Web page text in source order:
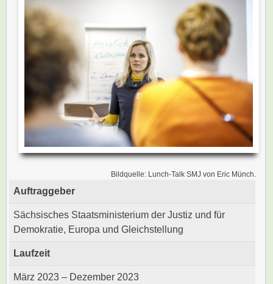
Bildquelle: Lunch-Talk SMJ von Eric Münch.
Auftraggeber
Sächsisches Staatsministerium der Justiz und für
Demokratie, Europa und Gleichstellung
Laufzeit
März 2023 – Dezember 2023